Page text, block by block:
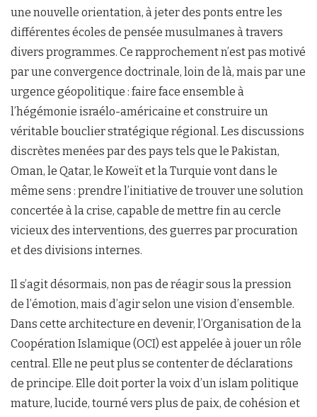
une nouvelle orientation, à jeter des ponts entre les
différentes écoles de pensée musulmanes à travers
divers programmes. Ce rapprochement n’est pas motivé
par une convergence doctrinale, loin de là, mais par une
urgence géopolitique : faire face ensemble à
l’hégémonie israélo-américaine et construire un
véritable bouclier stratégique régional. Les discussions
discrètes menées par des pays tels que le Pakistan,
Oman, le Qatar, le Koweït et la Turquie vont dans le
même sens : prendre l’initiative de trouver une solution
concertée à la crise, capable de mettre fin au cercle
vicieux des interventions, des guerres par procuration
et des divisions internes.
Il s’agit désormais, non pas de réagir sous la pression
de l’émotion, mais d’agir selon une vision d’ensemble.
Dans cette architecture en devenir, l’Organisation de la
Coopération Islamique (OCI) est appelée à jouer un rôle
central. Elle ne peut plus se contenter de déclarations
de principe. Elle doit porter la voix d’un islam politique
mature, lucide, tourné vers plus de paix, de cohésion et